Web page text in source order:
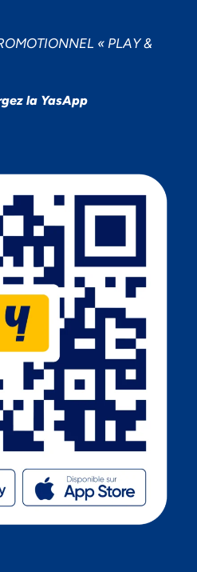
« PLAY &
la YasApp